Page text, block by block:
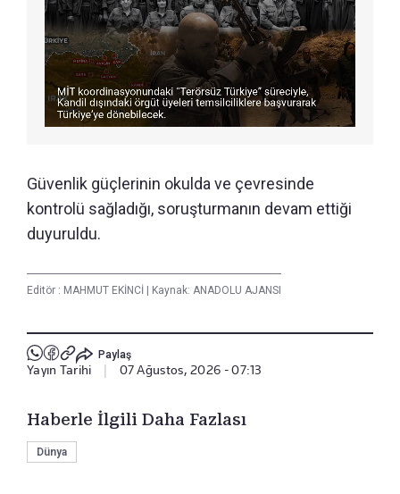
Güvenlik güçlerinin okulda ve çevresinde
kontrolü sağladığı, soruşturmanın devam ettiği
duyuruldu.
Editör : MAHMUT EKİNCİ Kaynak: ANADOLU AJANSI
Paylaş
Yayın Tarihi 07 Ağustos, 2026 - 07:13
Haberle İlgili Daha Fazlası
Dünya